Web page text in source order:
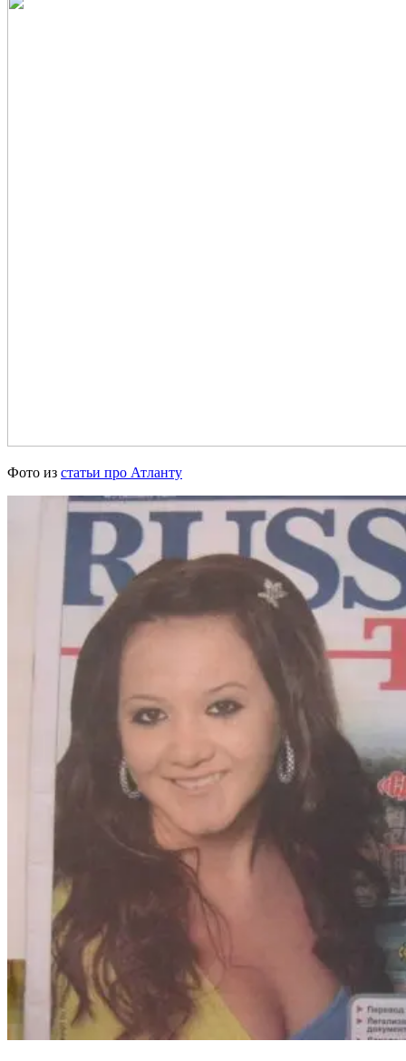
Фото из статьи про Атланту